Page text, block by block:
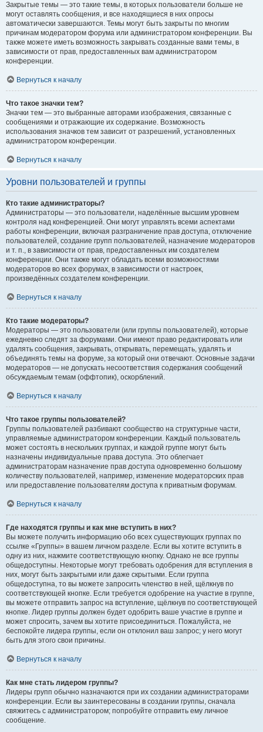
Закрытые темы — это такие темы, в которых пользователи больше не
могут оставлять сообщения, и все находящиеся в них опросы
автоматически завершаются. Темы могут быть закрыты по многим
причинам модератором форума или администратором конференции. Вы
также можете иметь возможность закрывать созданные вами темы, в
зависимости от прав, предоставленных вам администратором
конференции.
Вернуться к началу
Что такое значки тем?
Значки тем — это выбранные авторами изображения, связанные с
сообщениями и отражающие их содержание. Возможность
использования значков тем зависит от разрешений, установленных
администратором конференции.
Вернуться к началу
Уровни пользователей и группы
Кто такие администраторы?
Администраторы — это пользователи, наделённые высшим уровнем
контроля над конференцией. Они могут управлять всеми аспектами
работы конференции, включая разграничение прав доступа, отключение
пользователей, создание групп пользователей, назначение модераторов
и т. п., в зависимости от прав, предоставленных им создателем
конференции. Они также могут обладать всеми возможностями
модераторов во всех форумах, в зависимости от настроек,
произведённых создателем конференции.
Вернуться к началу
Кто такие модераторы?
Модераторы — это пользователи (или группы пользователей), которые
ежедневно следят за форумами. Они имеют право редактировать или
удалять сообщения, закрывать, открывать, перемещать, удалять и
объединять темы на форуме, за который они отвечают. Основные задачи
модераторов — не допускать несоответствия содержания сообщений
обсуждаемым темам (оффтопик), оскорблений.
Вернуться к началу
Что такое группы пользователей?
Группы пользователей разбивают сообщество на структурные части,
управляемые администратором конференции. Каждый пользователь
может состоять в нескольких группах, и каждой группе могут быть
назначены индивидуальные права доступа. Это облегчает
администраторам назначение прав доступа одновременно большому
количеству пользователей, например, изменение модераторских прав
или предоставление пользователям доступа к приватным форумам.
Вернуться к началу
Где находятся группы и как мне вступить в них?
Вы можете получить информацию обо всех существующих группах по
ссылке «Группы» в вашем личном разделе. Если вы хотите вступить в
одну из них, нажмите соответствующую кнопку. Однако не все группы
общедоступны. Некоторые могут требовать одобрения для вступления в
них, могут быть закрытыми или даже скрытыми. Если группа
общедоступна, то вы можете запросить членство в ней, щёлкнув по
соответствующей кнопке. Если требуется одобрение на участие в группе,
вы можете отправить запрос на вступление, щёлкнув по соответствующей
кнопке. Лидер группы должен будет одобрить ваше участие в группе и
может спросить, зачем вы хотите присоединиться. Пожалуйста, не
беспокойте лидера группы, если он отклонил ваш запрос; у него могут
быть для этого свои причины.
Вернуться к началу
Как мне стать лидером группы?
Лидеры групп обычно назначаются при их создании администраторами
конференции. Если вы заинтересованы в создании группы, сначала
свяжитесь с администратором; попробуйте отправить ему личное
сообщение.